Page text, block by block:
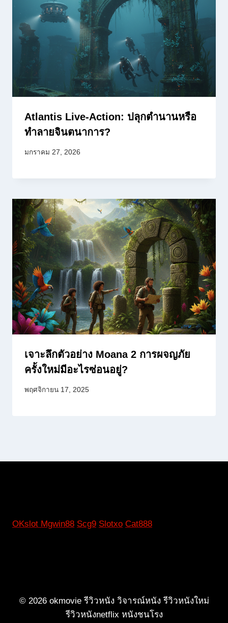
Atlantis Live-Action: ปลุกตำนานหรือ
ทำลายจินตนาการ?
มกราคม 27, 2026
เจาะลึกตัวอย่าง Moana 2 การผจญภัย
ครั้งใหม่มีอะไรซ่อนอยู่?
พฤศจิกายน 17, 2025
OKslot Mgwin88 Scg9 Slotxo Cat888
© 2026 okmovie รีวิวหนัง วิจารณ์หนัง รีวิวหนังใหม่
รีวิวหนังnetflix หนังชนโรง